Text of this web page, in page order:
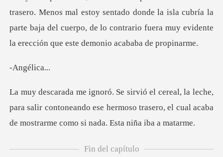
trasero. Menos mal estoy sentado donde la isla cubría la
parte baja del cu
élic
e,
para salir contoneando ese hermoso trasero, el cual a
Fin del capítulo